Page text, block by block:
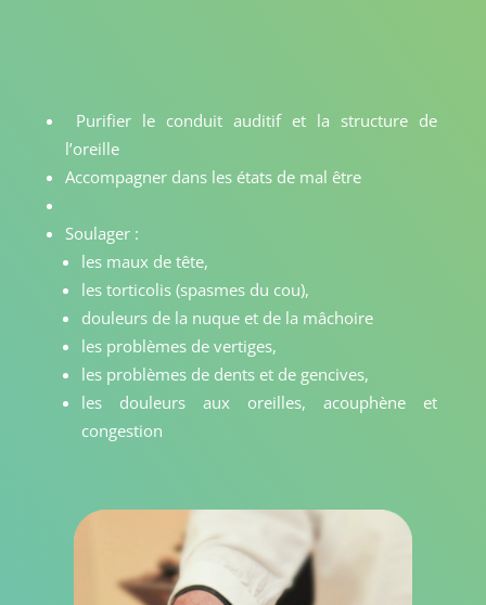
Purifier le conduit auditif et la structure de
l’oreille
Accompagner dans les états de mal être
Soulager :
les maux de tête,
les torticolis (spasmes du cou),
douleurs de la nuque et de la mâchoire
les problèmes de vertiges,
les problèmes de dents et de gencives,
les douleurs aux oreilles, acouphène et
congestion